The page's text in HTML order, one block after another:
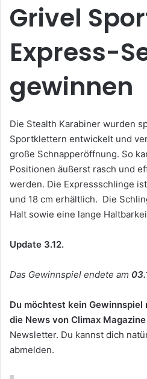
Grivel
Express-
gewinnen
Die Stealth Karabiner wurden
Sportklettern entwickelt und
große Schnapperöffnung. So
Positionen äußerst rasch und
werden. Die Expressschlinge
und 18 cm erhältlich. Die
Halt sowie eine lange
Update 3.12.
Das Gewinnspiel endete am
Du möchtest kein Gewinnspiel
die News von Climax
Newsletter. Du kannst dich
abmelden.